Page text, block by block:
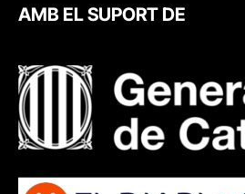
AMB EL SUPORT DE